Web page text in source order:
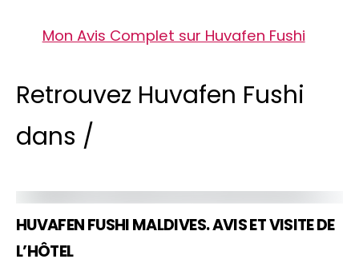
Mon Avis Complet sur Huvafen Fushi
Retrouvez Huvafen Fushi
dans /
HUVAFEN FUSHI MALDIVES. AVIS ET VISITE DE
L’HÔTEL